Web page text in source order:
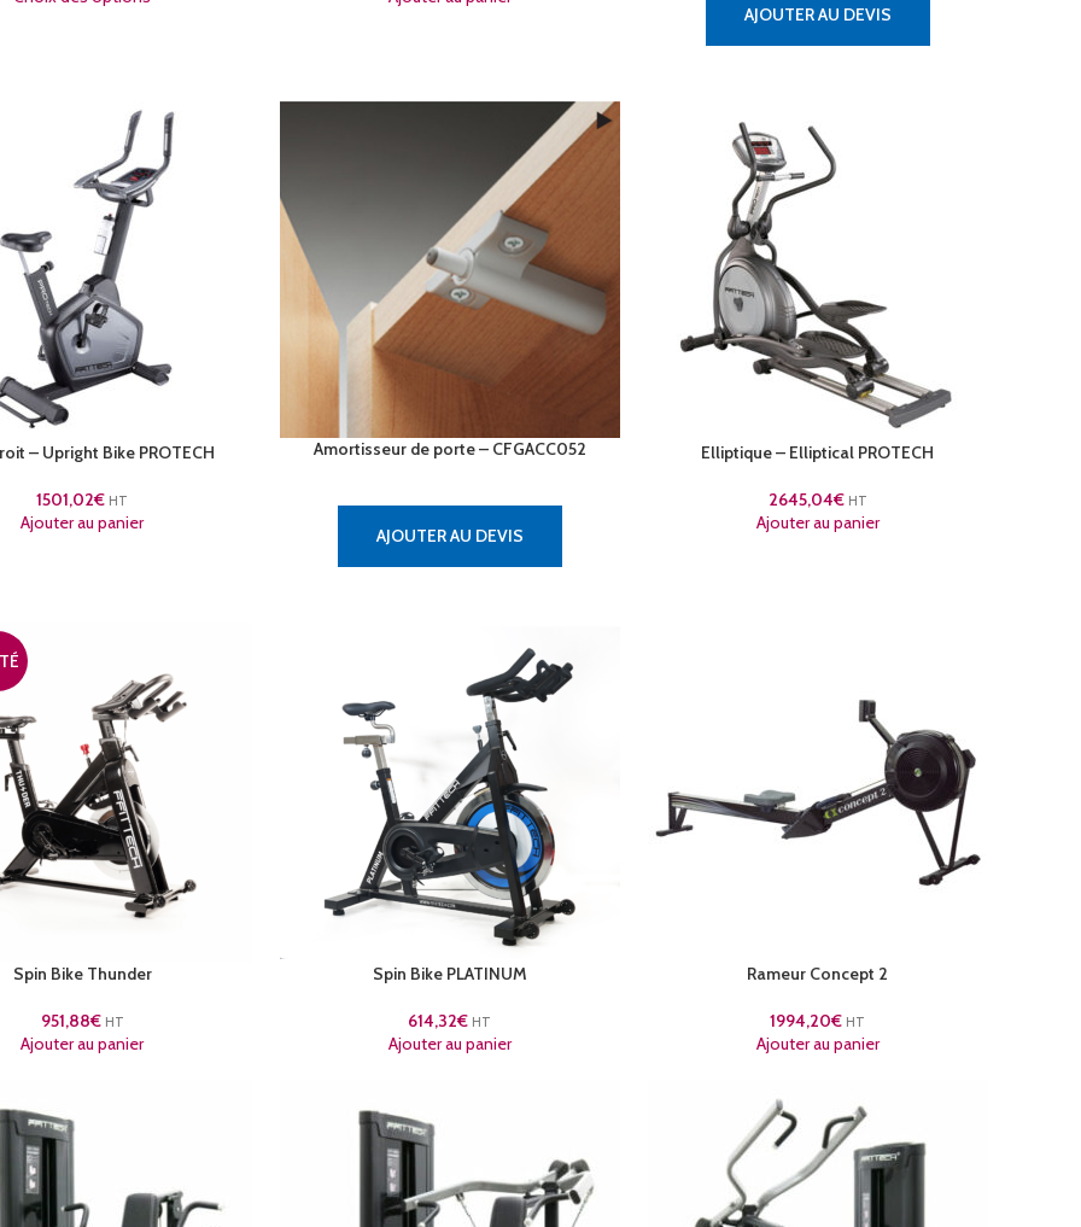
AJOUTER AU DEVIS
– Upright Bike PROTECH
1501,02€ HT
Ajouter au panier
Amortisseur de porte – CFGACC052
AJOUTER AU DEVIS
Elliptique – Elliptical PROTECH
2645,04€ HT
Ajouter au panier
Spin Bike Thunder
951,88€ HT
Ajouter au panier
Spin Bike PLATINUM
614,32€ HT
Ajouter au panier
Rameur Concept 2
1994,20€ HT
Ajouter au panier